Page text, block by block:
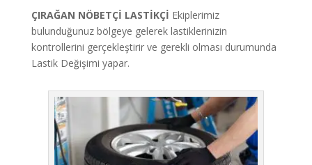
ÇIRAĞAN NÖBETÇİ LASTİKÇİ Ekiplerimiz
bulunduğunuz bölgeye gelerek lastiklerinizin
kontrollerini gerçekleştirir ve gerekli olması durumunda
Lastik Değişimi yapar.